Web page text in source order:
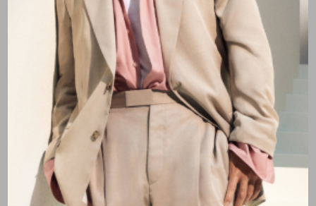
MOCHILA DE COURO
SINTÉTICO
2 330,00
BOLSA DE COURO
00